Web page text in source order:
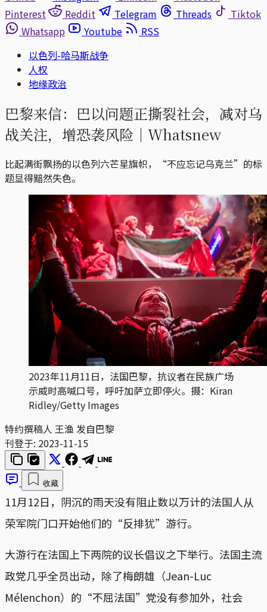
Pinterest
Reddit Telegram Threads
Tiktok
Whatsapp
Youtube
RSS
以色列-哈马斯战争
人权
地缘政治
巴黎来信：巴以问题正撕裂社会，减对乌
战关注，增恐袭风险｜Whatsnew
比起满街飘扬的以色列六芒星旗帜，“不应忘记乌克兰”的标
题显得黯然失色。
2023年11月11日，法国巴黎，抗议者在民族广场
示威时高喊口号，呼吁加萨立即停火。摄：Kiran
Ridley/Getty Images
特约撰稿人 王渔 发自巴黎
刊登于: 2023-11-15
收藏
11月12日，阴沉的雨天没有阻止数以万计的法国人从
荣军院门口开始他们的“反排犹”游行。
大游行在法国上下两院的议长倡议之下举行。法国主流
政党几乎全员出动，除了梅朗雄（Jean-Luc
Mélenchon）的“不屈法国”党没有参加外，社会